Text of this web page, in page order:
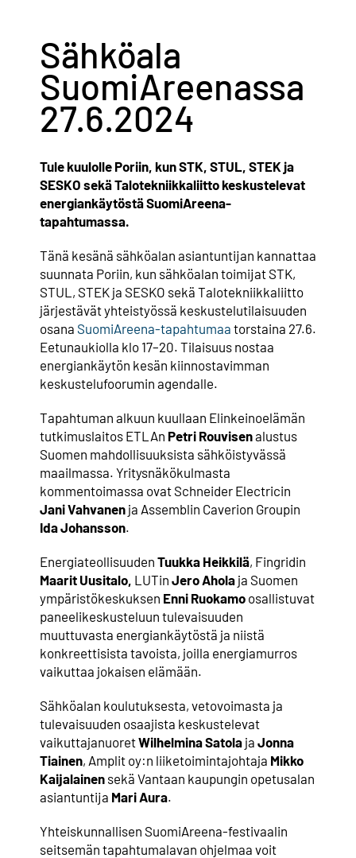
Jäsenille
Sähköala
SuomiAreenassa
27.6.2024
Tule kuulolle Poriin, kun STK, STUL, STEK ja
SESKO sekä Talotekniikkaliitto keskustelevat
energiankäytöstä SuomiAreena-
tapahtumassa.
Tänä kesänä sähköalan asiantuntijan kannattaa
suunnata Poriin, kun sähköalan toimijat STK,
STUL, STEK ja SESKO sekä Talotekniikkaliitto
järjestävät yhteistyössä keskustelutilaisuuden
osana SuomiAreena-tapahtumaa torstaina 27.6.
Eetunaukiolla klo 17–20. Tilaisuus nostaa
energiankäytön kesän kiinnostavimman
keskustelufoorumin agendalle.
Tapahtuman alkuun kuullaan Elinkeinoelämän
tutkimuslaitos ETLAn Petri Rouvisenalustus
Suomen mahdollisuuksista sähköistyvässä
maailmassa. Yritysnäkökulmasta
kommentoimassa ovat Schneider Electricin
Jani Vahvanenja Assemblin Caverion Groupin
Ida Johansson.
Energiateollisuuden Tuukka Heikkilä, Fingridin
Maarit Uusitalo, LUTin Jero Aholaja Suomen
ympäristökeskuksen Enni Ruokamoosallistuvat
paneelikeskusteluun tulevaisuuden
muuttuvasta energiankäytöstä ja niistä
konkreettisista tavoista, joilla energiamurros
vaikuttaa jokaisen elämään.
Sähköalan koulutuksesta, vetovoimasta ja
tulevaisuuden osaajista keskustelevat
vaikuttajanuoretWilhelmina Satola ja Jonna
Tiainen, Amplit oy:n liiketoimintajohtaja Mikko
Kaijalainensekä Vantaan kaupungin opetusalan
asiantuntija Mari Aura.
Yhteiskunnallisen SuomiAreena-festivaalin
seitsemän tapahtumalavan ohjelmaa voit